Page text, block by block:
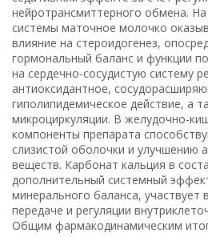
нейротрансмиттерного обмена.
системы маточное молочко
влияние на стероидогенез,
гормональный баланс и функции
на сердечно-сосудистую систему
антиоксидантное,
гиполипидемическое действие, а
микроциркуляции. В желудочно-
компоненты препарата
слизистой оболочки и улучшению
веществ. Карбонат кальция в
дополнительный системный
минерального баланса,
передаче и регуляции
Общим фармакодинамическим